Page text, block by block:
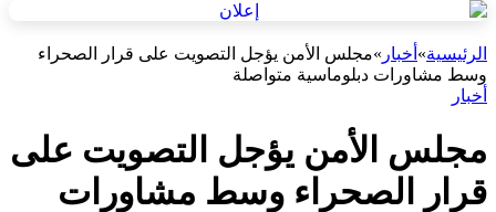
الرئيسية» أخبار »مجلس الأمن يؤجل التصويت على قرار الصحراء
وسط مشاورات دبلوماسية متواصلة
أخبار
مجلس الأمن يؤجل التصويت على
قرار الصحراء وسط مشاورات